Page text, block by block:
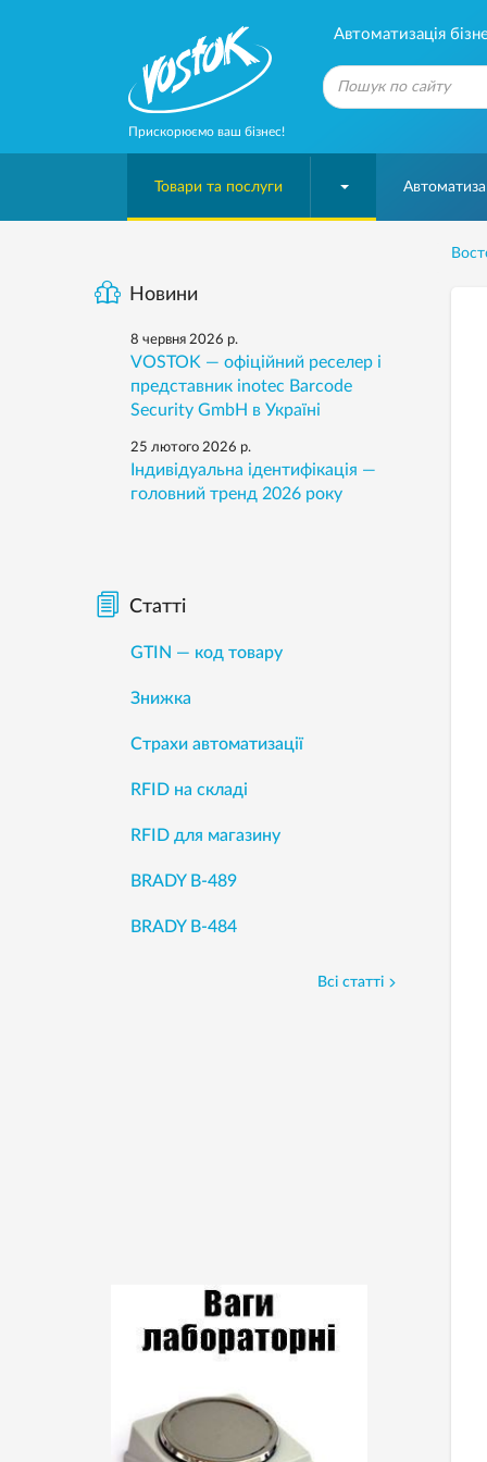
Прискорюємо ваш бізнес!
Автоматизація
Товари та послуги
Новини
8 червня 2026 р.
VOSTOK — офіційний реселер і
представник inotec Barcode
Security GmbH в Україні
25 лютого 2026 р.
Індивідуальна ідентифікація —
головний тренд 2026 року
Статті
GTIN — код товару
Знижка
Страхи автоматизації
RFID на складі
RFID для магазину
BRADY B-489
BRADY B-484
Всі статті